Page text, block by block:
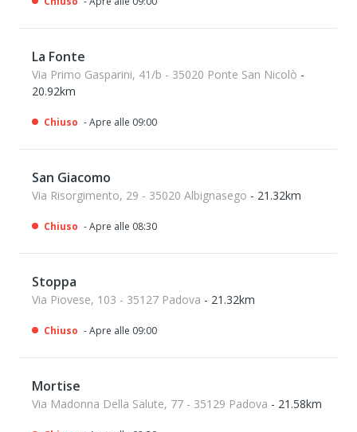
La Fonte
Via Primo Gasparini, 41/b - 35020 Ponte San Nicolò -
20.92km
Chiuso - Apre alle 09:00
San Giacomo
Via Risorgimento, 29 - 35020 Albignasego - 21.32km
Chiuso - Apre alle 08:30
Stoppa
Via Piovese, 103 - 35127 Padova - 21.32km
Chiuso - Apre alle 09:00
Mortise
Via Madonna Della Salute, 77 - 35129 Padova - 21.58km